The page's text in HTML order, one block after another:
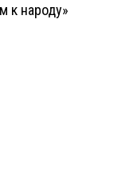
к народу»